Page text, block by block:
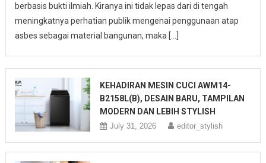
berbasis bukti ilmiah. Kiranya ini tidak lepas dari di tengah
meningkatnya perhatian publik mengenai penggunaan atap
asbes sebagai material bangunan, maka […]
KEHADIRAN MESIN CUCI AWM14-
B2158L(B), DESAIN BARU, TAMPILAN
MODERN DAN LEBIH STYLISH
July 31, 2026 editor_stylish